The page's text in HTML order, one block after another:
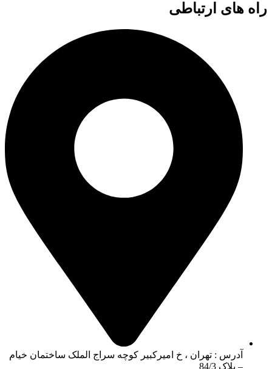
راه های ارتباطی
آدرس : تهران ، خ امیرکبیر کوچه سراج الملک ساختمان خیام
– پلاک 84/3